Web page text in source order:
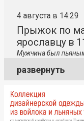
4 августа в 14:29
Прыжок по
ярославцу в
Мужчина был
развернуть